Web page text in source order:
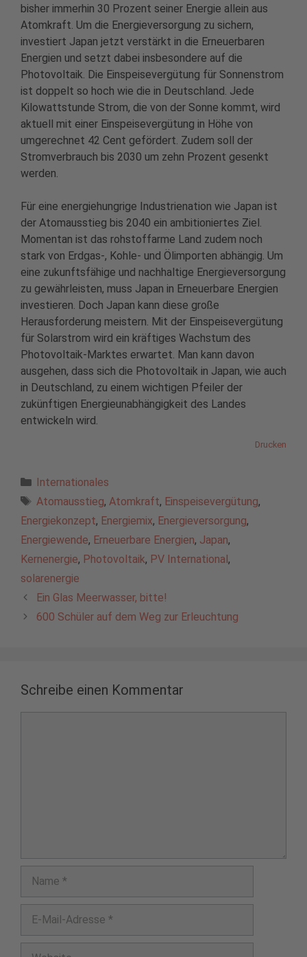
bisher immerhin 30 Prozent seiner Energie allein aus
Atomkraft. Um die Energieversorgung zu sichern,
investiert Japan jetzt verstärkt in die Erneuerbaren
Energien und setzt dabei insbesondere auf die
Photovoltaik. Die Einspeisevergütung für Sonnenstrom
ist doppelt so hoch wie die in Deutschland. Jede
Kilowattstunde Strom, die von der Sonne kommt, wird
aktuell mit einer Einspeisevergütung in Höhe von
umgerechnet 42 Cent gefördert. Zudem soll der
Stromverbrauch bis 2030 um zehn Prozent gesenkt
werden.
Für eine energiehungrige Industrienation wie Japan ist
der Atomausstieg bis 2040 ein ambitioniertes Ziel.
Momentan ist das rohstoffarme Land zudem noch
stark von Erdgas-, Kohle- und Ölimporten abhängig. Um
eine zukunftsfähige und nachhaltige Energieversorgung
zu gewährleisten, muss Japan in Erneuerbare Energien
investieren. Doch Japan kann diese große
Herausforderung meistern. Mit der Einspeisevergütung
für Solarstrom wird ein kräftiges Wachstum des
Photovoltaik-Marktes erwartet. Man kann davon
ausgehen, dass sich die Photovoltaik in Japan, wie auch
in Deutschland, zu einem wichtigen Pfeiler der
zukünftigen Energieunabhängigkeit des Landes
entwickeln wird.
Drucken
Kategorien
Internationales
Schlagwörter
Atomausstieg, Atomkraft, Einspeisevergütung,
Energiekonzept, Energiemix, Energieversorgung,
Energiewende, Erneuerbare Energien, Japan,
Kernenergie, Photovoltaik, PV International ,
solarenergie
Ein Glas Meerwasser, bitte!
600 Schüler auf dem Weg zur Erleuchtung
Schreibe einen Kommentar
Adresse